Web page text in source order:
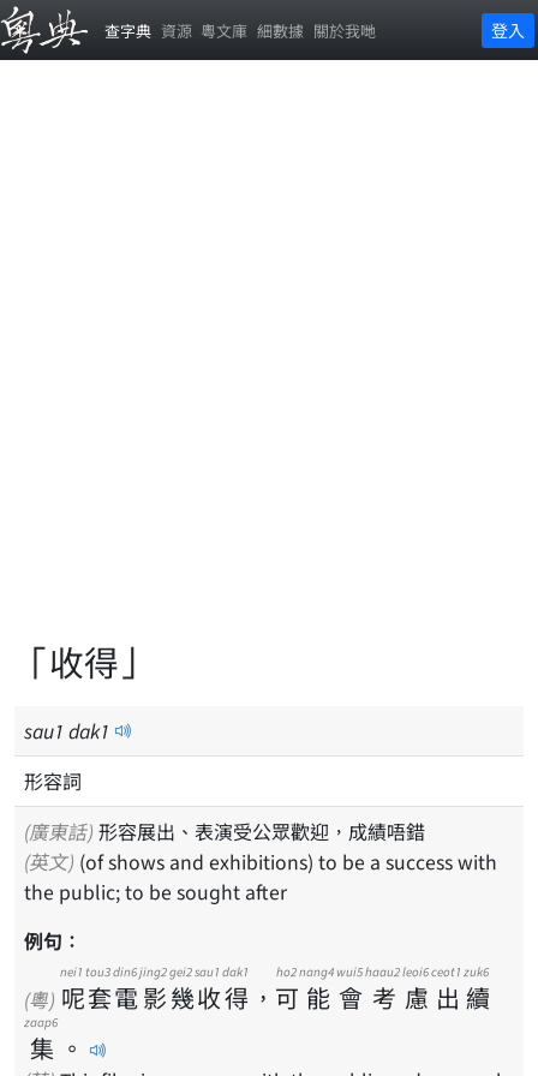
查字典 資源 粵文庫 細數據 關於我哋 登入
「收得」
sau1 dak1
形容詞
(廣東話) 形容展出、表演受公眾歡迎，成績唔錯
(英文)
the public; to be sought after
例句：
(粵) 呢
nei1
套
tou3
電
din6
影
jing2
幾
gei2
收
sau1
得
dak1
， 可
ho2
能
nang4
會
wui5
考
haau2
慮
leoi6
出
ceot1
續
zuk6
集
zaap6
。